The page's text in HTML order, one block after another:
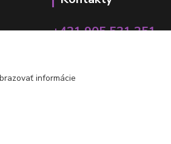
+421 905 531 251
informácie